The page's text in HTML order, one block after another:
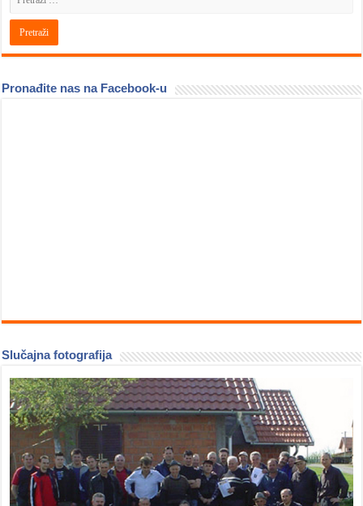
Pronađite nas na Facebook-u
Slučajna fotografija